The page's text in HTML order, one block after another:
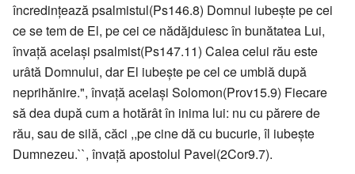
încredinţează psalmistul(Ps146.8) Domnul iubeşte pe cei
ce se tem de El, pe cei ce nădăjduiesc în bunătatea Lui,
învaţă acelaşi psalmist(Ps147.11) Calea celui rău este
urâtă Domnului, dar El iubeşte pe cel ce umblă după
neprihănire.", învaţă acelaşi Solomon(Prov15.9) Fiecare
să dea după cum a hotărât în inima lui: nu cu părere de
rău, sau de silă, căci ,,pe cine dă cu bucurie, îl iubeşte
Dumnezeu.``, învaţă apostolul Pavel(2Cor9.7).